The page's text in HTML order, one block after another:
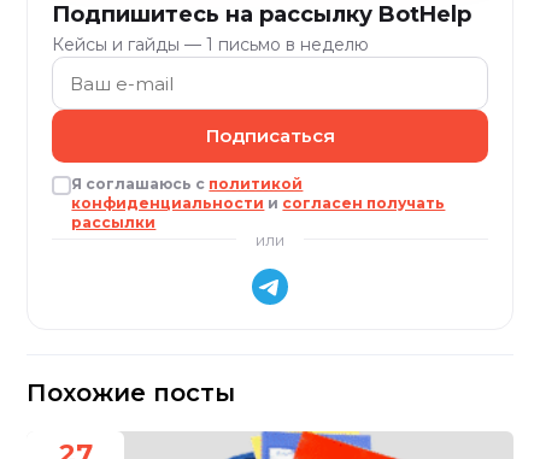
Подпишитесь на рассылку BotHelp
Кейсы и гайды — 1 письмо в неделю
Подписаться
Я соглашаюсь с политикой
конфиденциальности и согласен получать
рассылки
или
Похожие посты